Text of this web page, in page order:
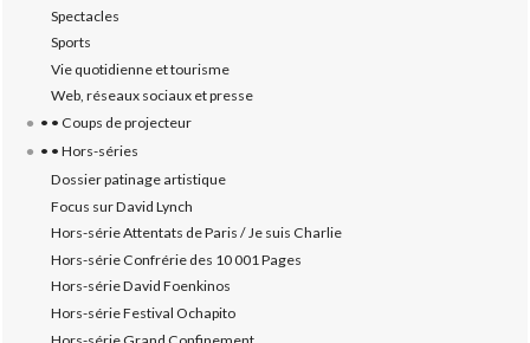
Spectacles
Sports
Vie quotidienne et tourisme
Web, réseaux sociaux et presse
• • Coups de projecteur
• • Hors-séries
Dossier patinage artistique
Focus sur David Lynch
Hors-série Attentats de Paris / Je suis Charlie
Hors-série Confrérie des 10 001 Pages
Hors-série David Foenkinos
Hors-série Festival Ochapito